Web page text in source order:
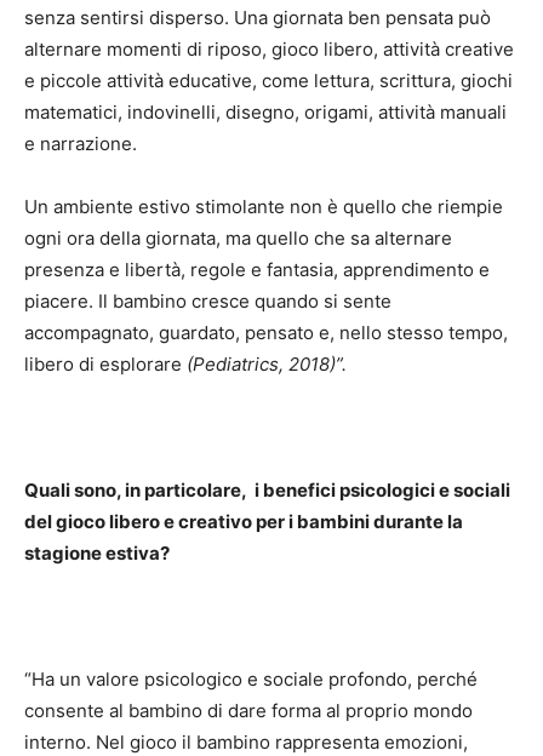
senza sentirsi disperso. Una giornata ben pensata può
alternare momenti di riposo, gioco libero, attività creative
e piccole attività educative, come lettura, scrittura, giochi
matematici, indovinelli, disegno, origami, attività manuali
e narrazione.
Un ambiente estivo stimolante non è quello che riempie
ogni ora della giornata, ma quello che sa alternare
presenza e libertà, regole e fantasia, apprendimento e
piacere. Il bambino cresce quando si sente
accompagnato, guardato, pensato e, nello stesso tempo,
libero di esplorare (Pediatrics, 2018)”.
Quali sono, in particolare, i benefici psicologici e sociali
del gioco libero e creativo per i bambini durante la
stagione estiva?
“Ha un valore psicologico e sociale profondo, perché
consente al bambino di dare forma al proprio mondo
interno. Nel gioco il bambino rappresenta emozioni,